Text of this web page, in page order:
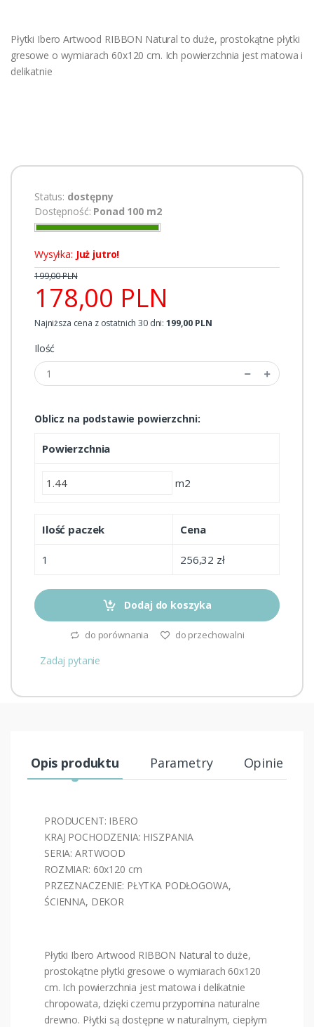
Płytki Ibero Artwood RIBBON Natural to duże, prostokątne płytki
gresowe o wymiarach 60x120 cm. Ich powierzchnia jest matowa i
delikatnie
Status: dostępny
Dostępność: Ponad 100 m2
Wysyłka: Już jutro!
178,00 PLN
199,00 PLN
Najniższa cena z ostatnich 30 dni: 199,00 PLN
Ilość
Oblicz na podstawie powierzchni:
Powierzchnia
m2
Ilość paczek Cena
1 256,32 zł
Dodaj do koszyka
do porównania do przechowalni
Zadaj pytanie
Opis produktu Parametry Opinie (9)
PRODUCENT: IBERO
KRAJ POCHODZENIA: HISZPANIA
SERIA: ARTWOOD
ROZMIAR: 60x120 cm
PRZEZNACZENIE: PŁYTKA PODŁOGOWA,
ŚCIENNA, DEKOR
Płytki Ibero Artwood RIBBON Natural to duże,
prostokątne płytki gresowe o wymiarach 60x120
cm. Ich powierzchnia jest matowa i delikatnie
chropowata, dzięki czemu przypomina naturalne
drewno. Płytki są dostępne w naturalnym, ciepłym